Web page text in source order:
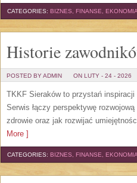
CATEGORIES: BIZNES, FINANSE, EKONOMIA
Historie
POSTED BY ADMIN ON LUTY - 24 - 2026
TKKF Sieraków to przystań
Serwis łączy perspektywę
zdrowie oraz jak rozwijać
More ]
CATEGORIES: BIZNES, FINANSE, EKONOMIA